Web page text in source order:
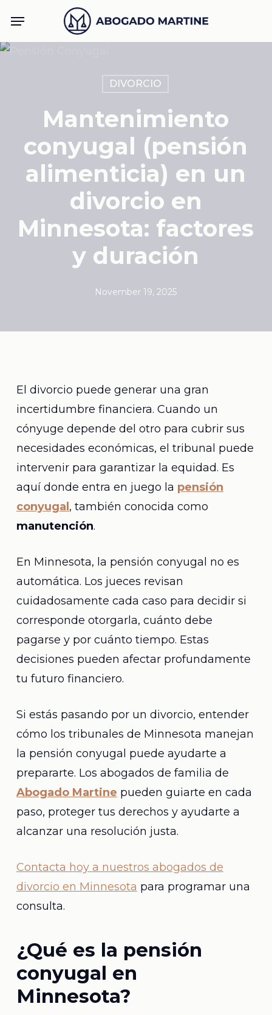
main
Menu
DIVORCIO
Mantenimiento
conyugal (pensión
alimenticia) en un
divorcio en
Minnesota: factores
y duración
November 19, 2025
El divorcio puede generar una gran
incertidumbre financiera. Cuando un
cónyuge depende del otro para cubrir sus
necesidades económicas, el tribunal puede
intervenir para garantizar la equidad. Es
aquí donde entra en juego la pensión
conyugal , también conocida como
manutención.
En Minnesota, la pensión conyugal no es
automática. Los jueces revisan
cuidadosamente cada caso para decidir si
corresponde otorgarla, cuánto debe
pagarse y por cuánto tiempo. Estas
decisiones pueden afectar profundamente
tu futuro financiero.
Si estás pasando por un divorcio, entender
cómo los tribunales de Minnesota manejan
la pensión conyugal puede ayudarte a
prepararte. Los abogados de familia de
Abogado Martine pueden guiarte en cada
paso, proteger tus derechos y ayudarte a
alcanzar una resolución justa.
Contacta hoy a nuestros abogados de
divorcio en Minnesota para programar una
consulta.
¿Qué es la pensión
conyugal en
Minnesota?